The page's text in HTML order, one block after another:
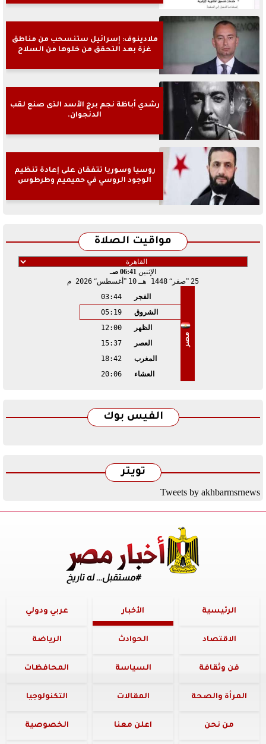
ملادينوف: إسرائيل ستنسحب من مناطق
غزة بعد التحقق من خلوها من السلاح
رشدي أباظة نجم برج الأسد الذى صنع لقب
الدنجوان.
روسيا وسوريا تتفقان على إعادة تنظيم
الوجود الروسي في حميميم وطرطوس
مواقيت الصلاة
الإثنين 06:41 صـ
25 صفر 1448 هـ 10 أغسطس 2026 م
مصر
الفجر
03:44
الشروق
05:19
الظهر
12:00
العصر
15:37
المغرب
18:42
العشاء
20:06
الفيس بوك
تويتر
Tweets by akhbarmsrnews
الرئيسية الأخبار عربي ودولي
الاقتصاد الحوادث الرياضة
فن وثقافة السياسة المحافظات
المرأة والصحة المقالات التكنولوجيا
من نحن اعلن معنا الخصوصية